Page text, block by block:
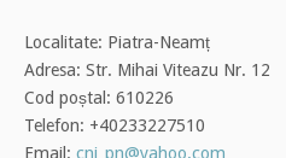
Localitate: Piatra-Neamț
Adresa: Str. Mihai Viteazu Nr. 12
Cod poștal: 610226
Telefon: +40233227510
Email: cni_pn@yahoo.com